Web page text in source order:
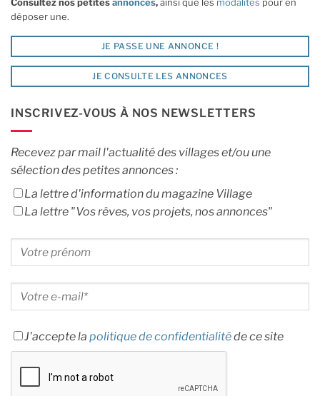
Consultez nos petitesannonces,ainsi que les modalités pour en
déposer une.
JE PASSE UNE ANNONCE !
JE CONSULTE LES ANNONCES
INSCRIVEZ-VOUS À NOS NEWSLETTERS
Recevez par mail l'actualité des villages et/ou une
sélection des petites annonces :
La lettre d'information du magazine Village
La lettre "Vos rêves, vos projets, nos annonces"
J'accepte la politique de confidentialitéde ce site